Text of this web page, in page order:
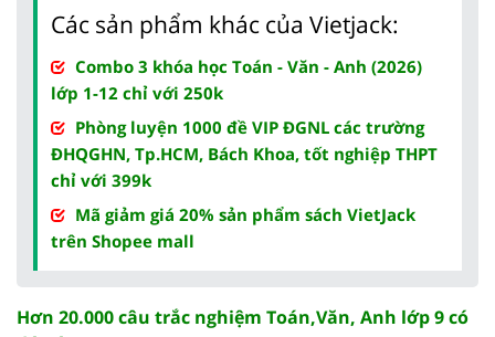
Các sản phẩm khác của Vietjack:
Combo 3 khóa học Toán - Văn - Anh (2026)
lớp 1-12 chỉ với 250k
Phòng luyện 1000 đề VIP ĐGNL các trường
ĐHQGHN, Tp.HCM, Bách Khoa, tốt nghiệp THPT
chỉ với 399k
Mã giảm giá 20% sản phẩm sách VietJack
trên Shopee mall
Hơn 20.000 câu trắc nghiệm Toán,Văn, Anh lớp 9 có